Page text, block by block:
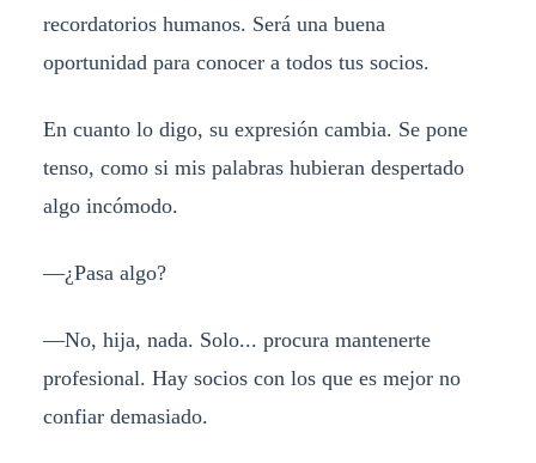
recordatorios humanos. Será una buena
oportunidad para conocer a todos tus socios.
En cuanto lo digo, su expresión cambia. Se pone
tenso, como si mis palabras hubieran despertado
algo incómodo.
—¿Pasa algo?
—No, hija, nada. Solo... procura mantenerte
profesional. Hay socios con los que es mejor no
confiar demasiado.